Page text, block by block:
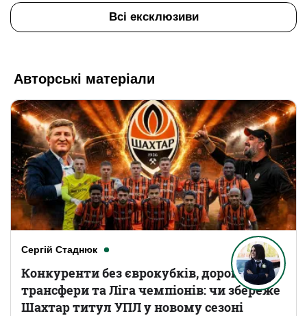
Всі ексклюзиви
Авторські матеріали
Сергій Стаднюк
Конкуренти без єврокубків, дорогі
трансфери та Ліга чемпіонів: чи збереже
Шахтар титул УПЛ у новому сезоні